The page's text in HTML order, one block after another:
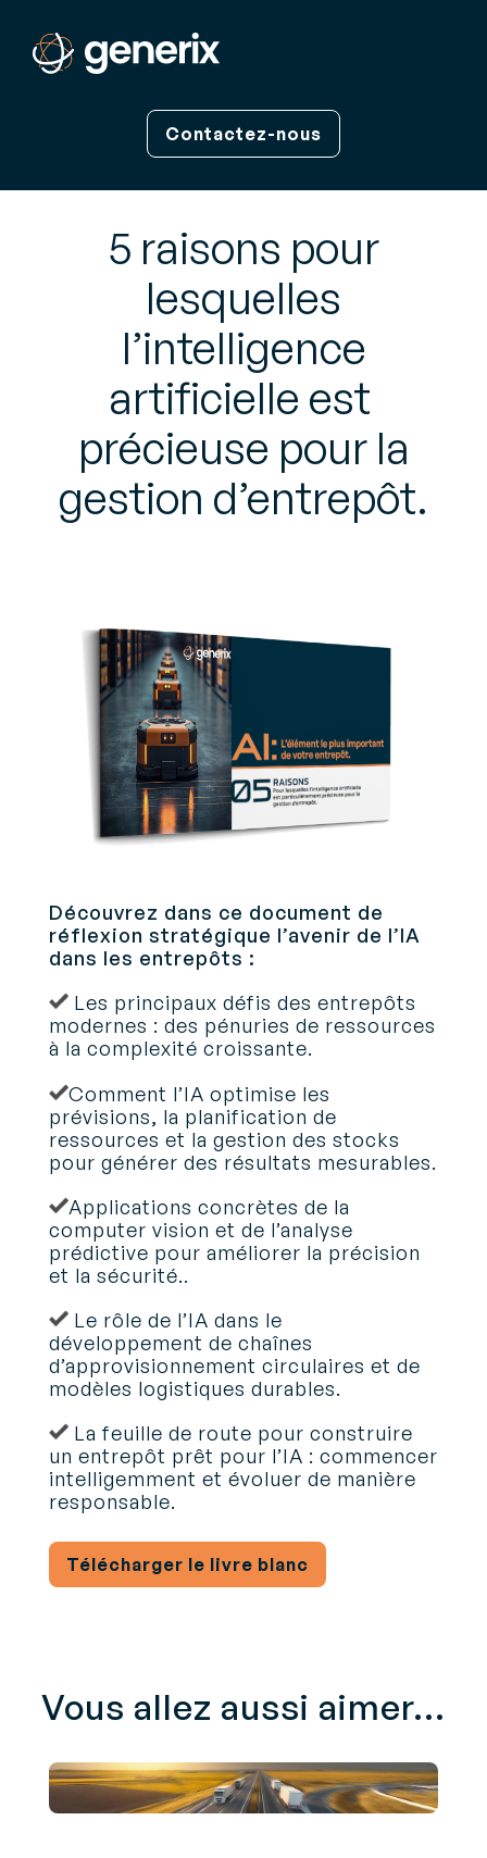
Contactez-nous
5 raisons pour
lesquelles
l’intelligence
artificielle est
précieuse pour la
gestion d’entrepôt.
Découvrez dans ce document de
réflexion stratégique l’avenir de l’IA
dans les entrepôts :
Les principaux défis des entrepôts
modernes : des pénuries de ressources
à la complexité croissante.
Comment l’IA optimise les
prévisions, la planification de
ressources et la gestion des stocks
pour générer des résultats mesurables.
Applications concrètes de la
computer vision et de l’analyse
prédictive pour améliorer la précision
et la sécurité..
Le rôle de l’IA dans le
développement de chaînes
d’approvisionnement circulaires et de
modèles logistiques durables.
La feuille de route pour construire
un entrepôt prêt pour l’IA : commencer
intelligemment et évoluer de manière
responsable.
Télécharger le livre blanc
Vous allez aussi aimer...